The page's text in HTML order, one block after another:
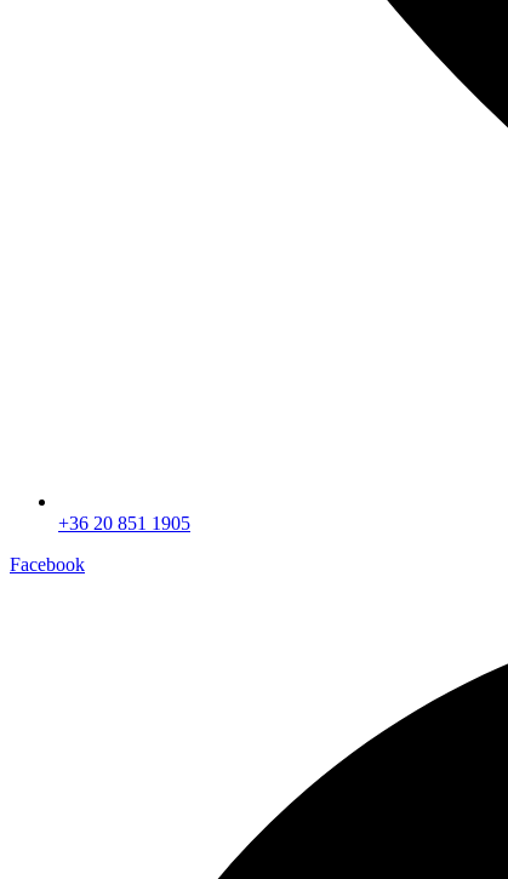
+36 20 851 1905
Facebook